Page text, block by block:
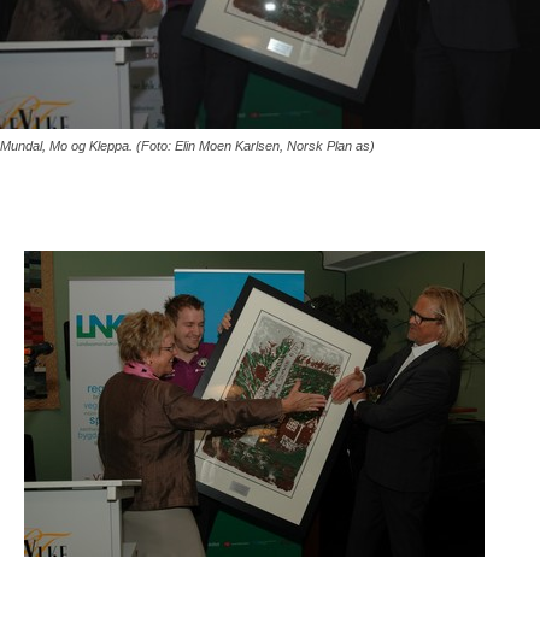
Mundal, Mo og Kleppa. (Foto: Elin Moen Karlsen, Norsk Plan as)